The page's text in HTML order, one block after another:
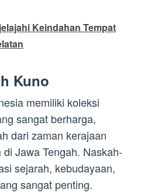
Keindahan Tempat
Kuno
memiliki koleksi
sangat berharga,
dari zaman kerajaan
Jawa Tengah. Naskah-
sejarah, kebudayaan,
sangat penting.